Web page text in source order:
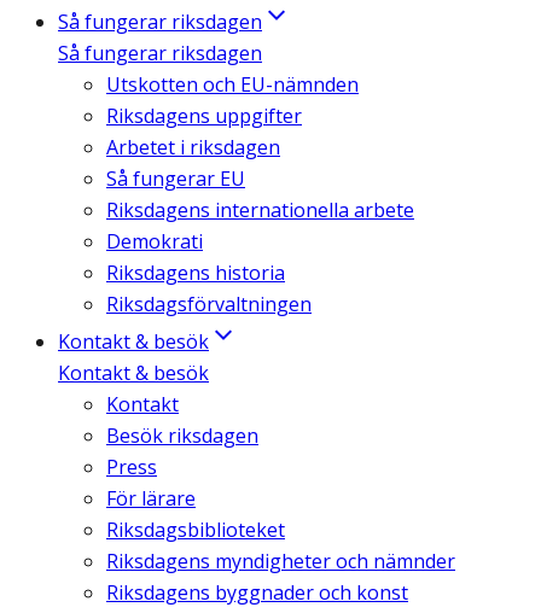
Så fungerar riksdagen
Så fungerar riksdagen
Utskotten och EU-nämnden
Riksdagens uppgifter
Arbetet i riksdagen
Så fungerar EU
Riksdagens internationella arbete
Demokrati
Riksdagens historia
Riksdagsförvaltningen
Kontakt & besök
Kontakt & besök
Kontakt
Besök riksdagen
Press
För lärare
Riksdagsbiblioteket
Riksdagens myndigheter och nämnder
Riksdagens byggnader och konst